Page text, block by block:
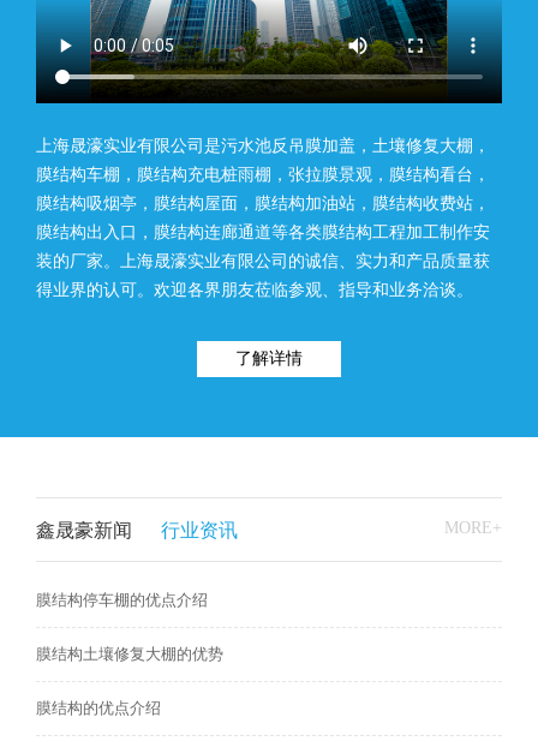
上海晟濠实业有限公司是污水池反吊膜加盖，土壤修复大棚，
膜结构车棚，膜结构充电桩雨棚，张拉膜景观，膜结构看台，
膜结构吸烟亭，膜结构屋面，膜结构加油站，膜结构收费站，
膜结构出入口，膜结构连廊通道等各类膜结构工程加工制作安
装的厂家。上海晟濠实业有限公司的诚信、实力和产品质量获
得业界的认可。欢迎各界朋友莅临参观、指导和业务洽谈。
了解详情
鑫晟豪新闻 行业资讯 MORE+
膜结构停车棚的优点介绍
膜结构土壤修复大棚的优势
膜结构的优点介绍